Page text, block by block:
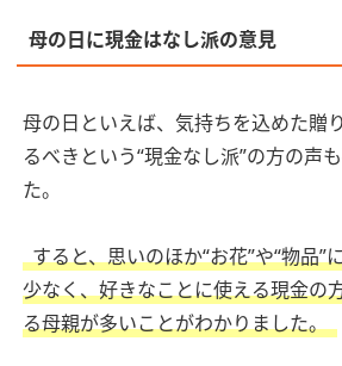
母の日に現金はなし派の意見
母の日といえば、気持ちを込めた贈
るべきという“現金なし派”の方の声
た。
すると、思いのほか“お花”や“物品”
少なく、好きなことに使える現金の
る母親が多いことがわかりました。